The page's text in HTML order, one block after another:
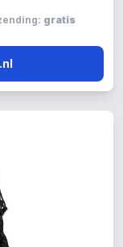
gratis